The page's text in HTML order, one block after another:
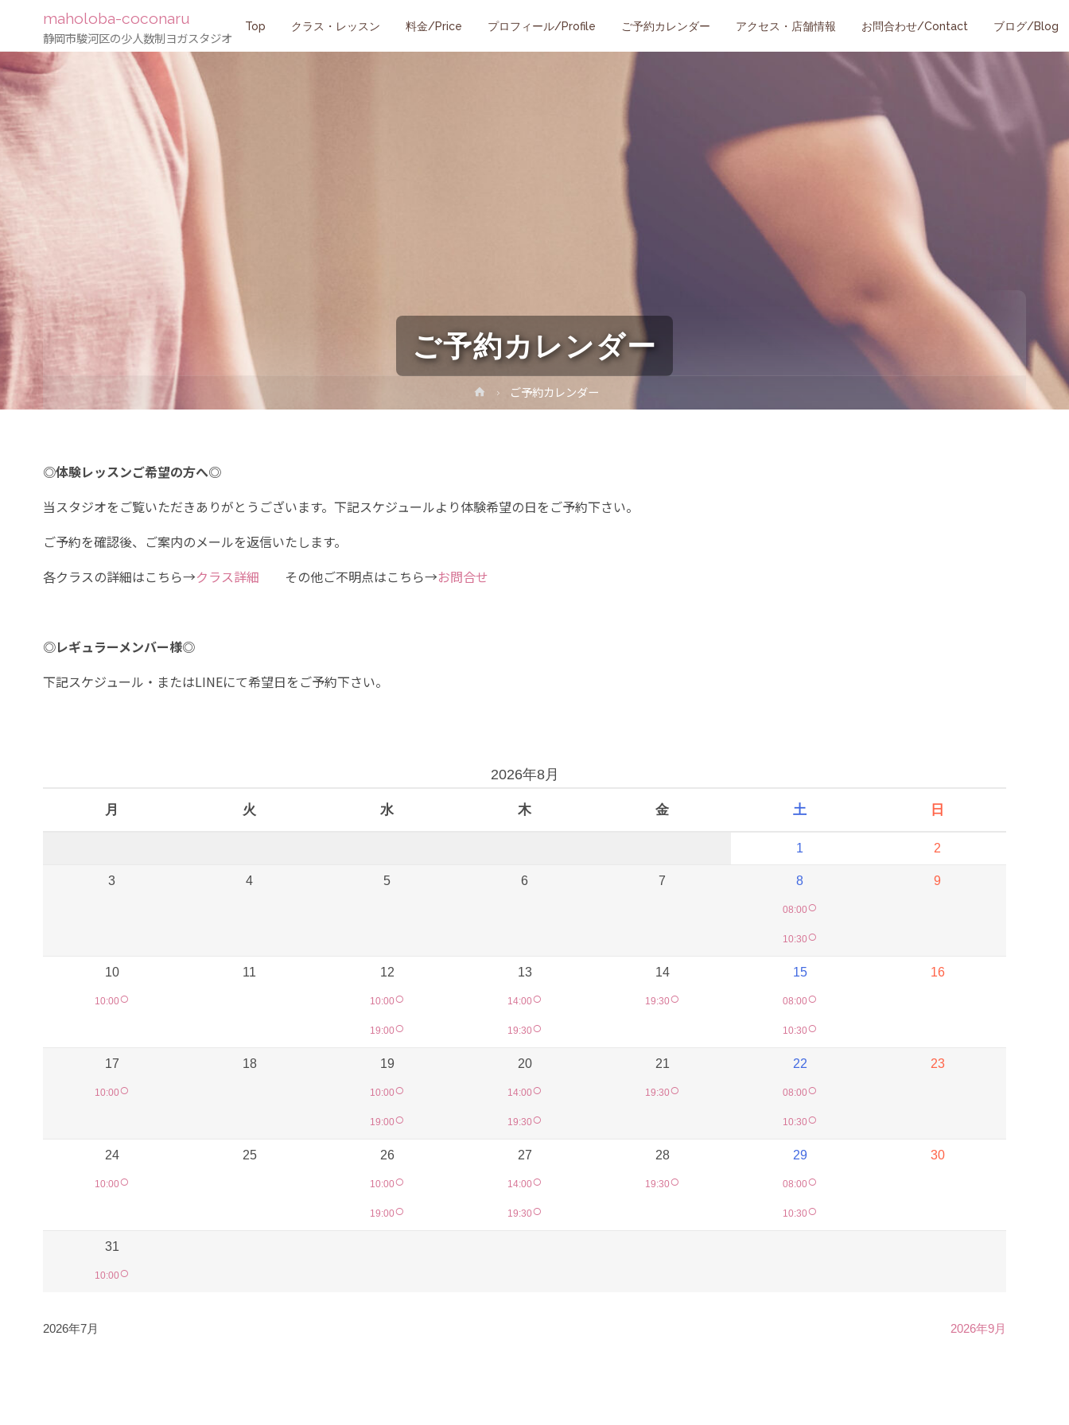
maholoba-coconaru
静岡市駿河区の少人数制ヨガスタジオ
コ
キ
Top クラス・レッスン 料金/Price プロフィール/Profile ご予約カレンダー アクセス・店舗情報 お問合わせ/Contact ブログ/Blog
ご予約カレンダー
ホ
ー
ご予約カレンダー
◎体験レッスンご希望の方へ◎
当スタジオをご覧いただきありがとうございます。下記スケジュールより体験希望の日をご予約下さい。
ご予約を確認後、ご案内のメールを返信いたします。
各クラスの詳細はこちら→クラス詳細 その他ご不明点はこちら→お問合せ
◎レギュラーメンバー様◎
下記スケジュール・またはLINEにて希望日をご予約下さい。
2026年8月
月 火 水 木 金 土 日
1 2
3 4 5 6 7 8
08:00○
10:30○
9
10
10:00○
11 12
10:00○
19:00○
13
14:00○
19:30○
14
19:30○
15
08:00○
10:30○
16
17
10:00○
18 19
10:00○
19:00○
20
14:00○
19:30○
21
19:30○
22
08:00○
10:30○
23
24
10:00○
25 26
10:00○
19:00○
27
14:00○
19:30○
28
19:30○
29
08:00○
10:30○
30
31
10:00○
2026年7月 2026年9月